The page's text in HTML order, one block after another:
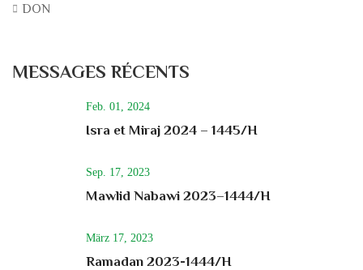
DON
MESSAGES RÉCENTS
Feb. 01, 2024
Isra et Miraj 2024 – 1445/H
Sep. 17, 2023
Mawlid Nabawi 2023–1444/H
März 17, 2023
Ramadan 2023-1444/H